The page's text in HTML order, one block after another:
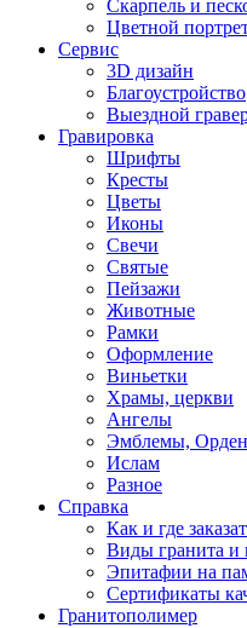
Скарпель и
Цветной
Сервис
3D дизайн
Благоустройство
Выездной
Гравировка
Шрифты
Кресты
Цветы
Иконы
Свечи
Святые
Пейзажи
Животные
Рамки
Оформление
Виньетки
Храмы, церкви
Ангелы
Эмблемы,
Ислам
Разное
Справка
Как и где
Виды гранита и
Эпитафии на
Сертификаты
Гранитополимер